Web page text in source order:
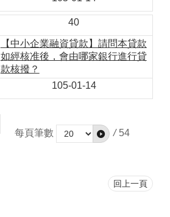
40
【中小企業融資貸款】請問本貸款
如經核准後，會由哪家銀行進行貸
款核撥？
105-01-14
每頁筆數
/ 54
回上一頁